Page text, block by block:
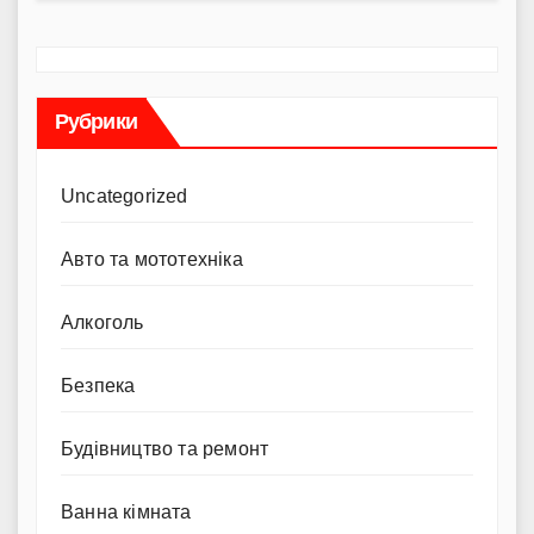
Рубрики
Uncategorized
Авто та мототехніка
Алкоголь
Безпека
Будівництво та ремонт
Ванна кімната